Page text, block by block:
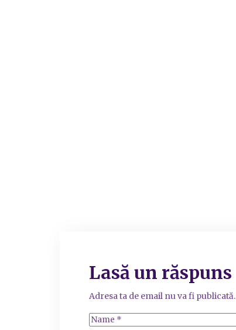
Lasă un răspuns
Adresa ta de email nu va fi publicată.